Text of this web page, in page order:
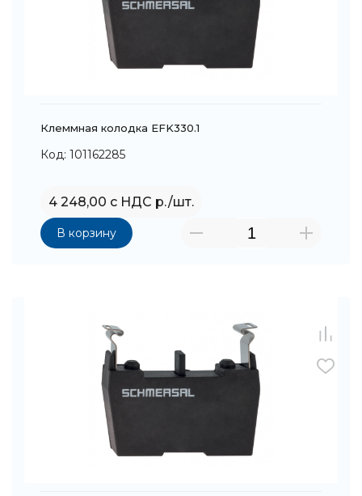
Клеммная колодка EFK330.1
Код: 101162285
4 248,00 с НДС р./шт.
В корзину